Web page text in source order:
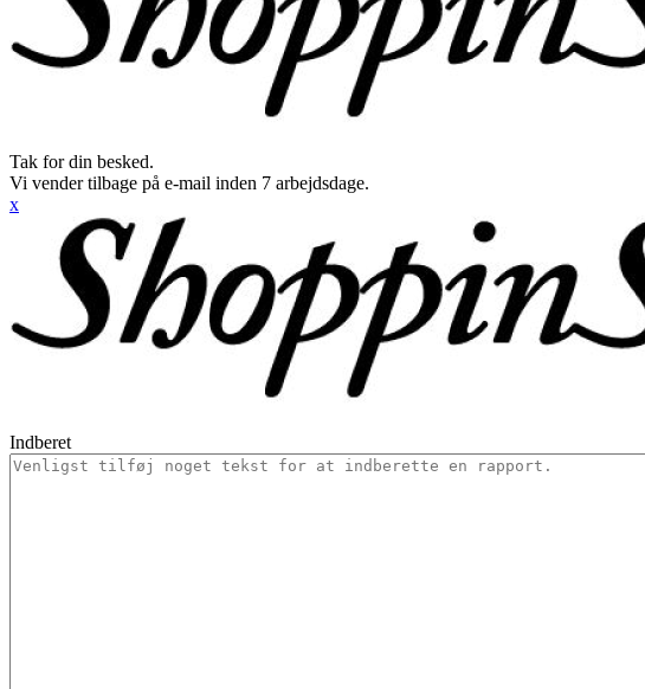
Tak for din besked.
Vi vender tilbage på e-mail inden 7 arbejdsdage.
x
Indberet